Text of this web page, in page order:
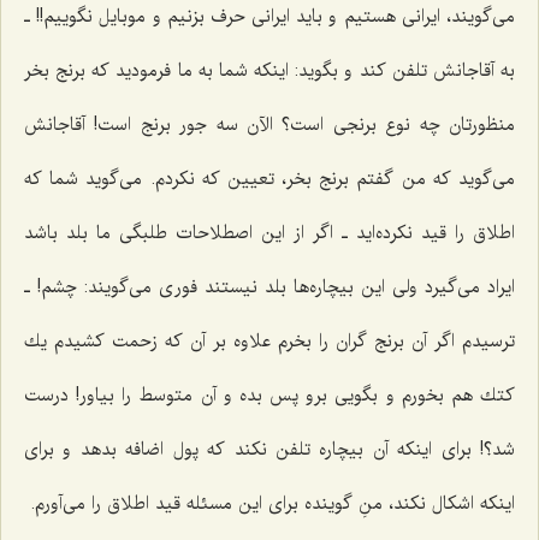
مى‌گویند، ایرانى هستیم و باید ایرانى حرف بزنیم و موبایل نگوییم!! ـ
به آقاجانش تلفن كند و بگوید: اینكه شما به ما فرمودید كه برنج بخر
منظورتان چه‌ نوع برنجی است؟ الآن سه جور برنج است! آقاجانش
می‌گوید که من گفتم برنج بخر، تعیین كه نكردم. مى‌گوید شما كه
اطلاق را قید نکرده‌اید ـ اگر از این اصطلاحات طلبگى ما بلد باشد
ایراد مى‌گیرد ولى این بیچاره‌ها بلد نیستند فورى مى‌گویند: چشم! ـ
ترسیدم اگر آن برنج گران را بخرم علاوه بر آن كه زحمت كشیدم یك
كتك هم بخورم و بگویى برو پس بده و آن متوسط را بیاور! درست
شد؟! براى اینكه آن بیچاره تلفن نكند كه پول اضافه بدهد و براى
اینكه اشكال نكند، منِ گوینده براى این مسئله قید اطلاق را مى‌آورم.